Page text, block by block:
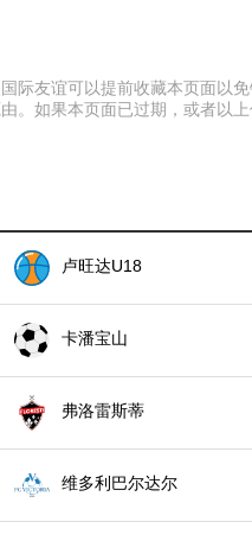
际友谊可以提前收藏本页面以
。如果本页面已过期，或者以
卢旺达U18
卡潘宝山
弗洛雷斯蒂
维多利巴尔达尔